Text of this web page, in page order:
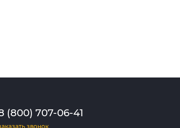
(800) 707-06-41
звонок